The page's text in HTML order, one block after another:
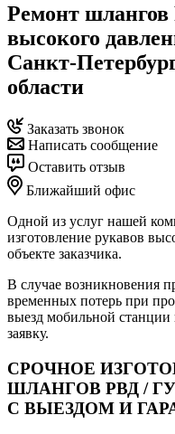
Ремонт
высокого
Санкт-
области
Заказать звонок
Написать сообщение
Оставить отзыв
Ближайший офис
Одной из услуг нашей
изготовление рукавов
объекте заказчика.
В случае возникновения
временных потерь при
выезд мобильной
заявку.
СРОЧНОЕ
ШЛАНГОВ РВД /
С ВЫЕЗДОМ И